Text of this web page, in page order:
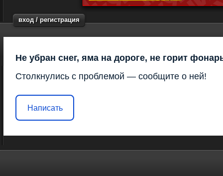
вход / регистрация
Не убран снег, яма на дороге, не горит
Столкнулись с проблемой — сообщите о ней!
Написать